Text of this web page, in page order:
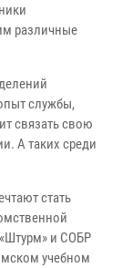
различные
службы,
связать свою
А таких среди
стать
и СОБР
учебном